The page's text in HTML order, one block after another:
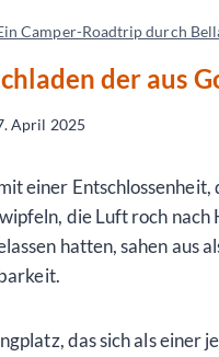
Camper-Roadtrip durch
der aus
April 2025
einer
die Luft roch nach
hatten, sahen aus
das sich als einer